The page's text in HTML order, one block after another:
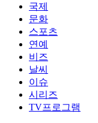
국제
문화
스포츠
연예
비즈
날씨
이슈
시리즈
TV프로그램